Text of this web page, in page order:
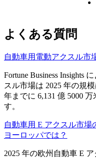
よくある質問
自動車用電動アクスル市
Fortune Business Insights
スル市場は 2025 年の規
年までに 6,131 億 5000
す。
自動車用 E アクスル市場
ヨーロッパでは？
2025 年の欧州自動車 E